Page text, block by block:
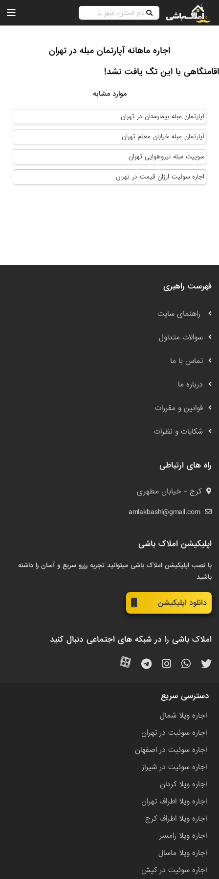
اجاره ماهانه آپارتمان مبله در تهران
اقامتگاهی با این تگ یافت نشد!
موارد مشابه
آپارتمان مبله بیمارستان در تهران
آپارتمان مبله خيابان معلم تهران
سوییت مبله نیروهوایی تهران
اجاره سوئیت ارزان قیمت در تهران
فهرست راهبری
راهنمای سایت
سوالات متداول
تماس با ما
درباره ما
قوانین و مقررات
شکایات و نظرات
راه های ارتباطی
کرج - خیابان مطهری
amlakbashi@gmail.com
اپلیکیشن املاک باشی
با نصب اپلیکیشن املاک باشی میتوانید تجربه رزرو سریع و آسان را داشته
باشید
دانلود اپلیکیشن
املاک باشی را در شبکه های اجتماعی دنبال کنید
دسترسی سریع
اجاره ویلا شمال
اجاره سوئیت در تهران
اجاره سوئیت در اصفهان
اجاره سوئیت در شیراز
اجاره ویلا کردان
اجاره ویلا اطراف تهران
اجاره ویلا اطراف کرج
اجاره ویلا رامسر
اجاره ویلا ماسال
اجاره سوئیت در کیش